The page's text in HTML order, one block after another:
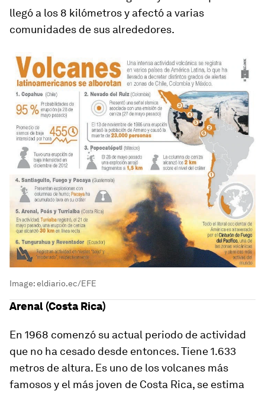
llegó a los 8 kilómetros y afectó a varias
comunidades de sus alrededores.
Image:eldiario.ec/EFE
Arenal (Costa Rica)
En 1968 comenzó su actual periodo de actividad
que no ha cesado desde entonces. Tiene 1.633
metros de altura. Es uno de los volcanes más
famosos y el más joven de Costa Rica, se estima